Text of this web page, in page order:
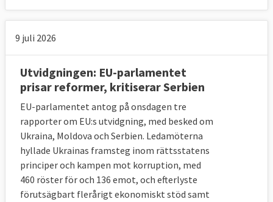
brittiska tidningen The Economists
forskningsenhet poängsätter sedan 2006
världens länder efter hur demokratiska de
är.
Dess senaste sammanställning täcker läget
2022 och talar ett tydligt språk om var
kandidat- och ansökarländerna befinner sig.
Alla länder, förutom Montenegro är mindre
demokratiska än det minst demokratiska
medlemslandet Rumänien. I botten
återfinns Turkiet, vars
9 juli 2026
Utvidgningen: EU-parlamentet
prisar reformer, kritiserar Serbien
EU-parlamentet antog på onsdagen tre
rapporter om EU:s utvidgning, med besked om
Ukraina, Moldova och Serbien. Ledamöterna
hyllade Ukrainas framsteg inom rättsstatens
principer och kampen mot korruption, med
460 röster för och 136 emot, och efterlyste
förutsägbart flerårigt ekonomiskt stöd samt